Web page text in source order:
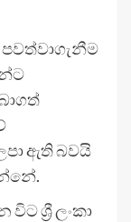
ඇති බවයි
විට ශ්‍රී ලංකා